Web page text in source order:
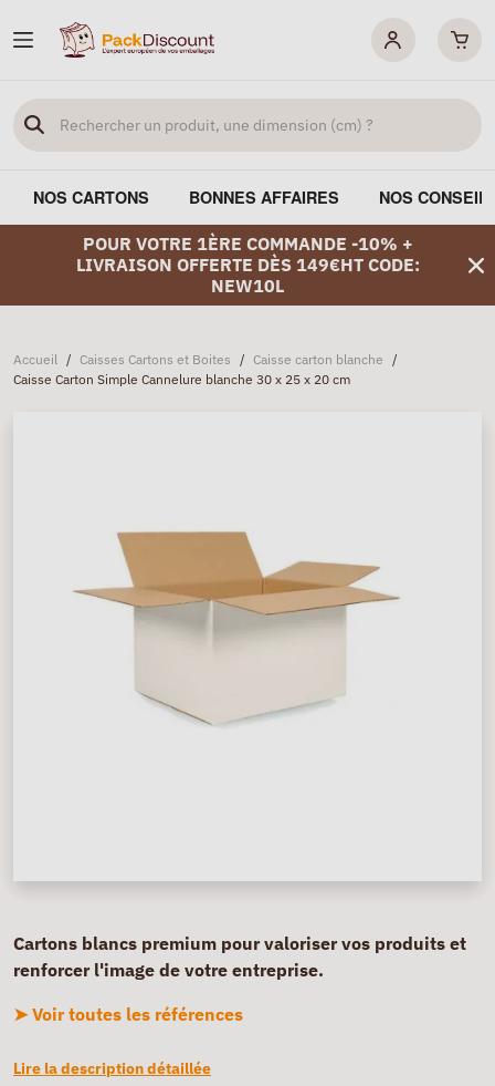
NOS CARTONS BONNES AFFAIRES NOS
POUR VOTRE 1ÈRE COMMANDE -10% +
LIVRAISON OFFERTE DÈS 149€HT CODE:
NEW10L
Accueil / Caisses Cartons et Boites / Caisse carton blanche /
Caisse Carton Simple Cannelure blanche 30 x 25 x 20 cm
Cartons blancs premium pour valoriser vos produits et
renforcer l'image de votre entreprise.
➤ Voir toutes les références
Lire la description détaillée